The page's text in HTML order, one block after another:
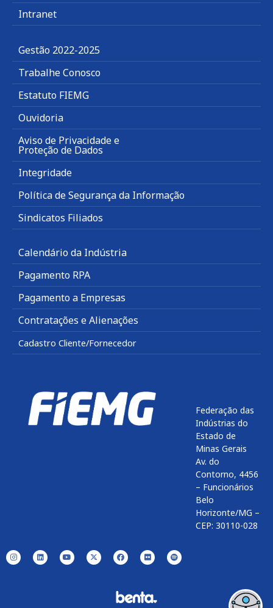
Intranet
Gestão 2022-2025
Trabalhe Conosco
Estatuto FIEMG
Ouvidoria
Aviso de Privacidade e
Proteção de Dados
Integridade
Política de Segurança da Informação
Sindicatos Filiados
Calendário da Indústria
Pagamento RPA
Pagamento a Empresas
Contratações e Alienações
Cadastro Cliente/Fornecedor
Federação das
Indústrias do
Estado de
Minas Gerais
Av. do
Contorno, 4456
– Funcionários
Belo
Horizonte/MG –
CEP: 30110-028